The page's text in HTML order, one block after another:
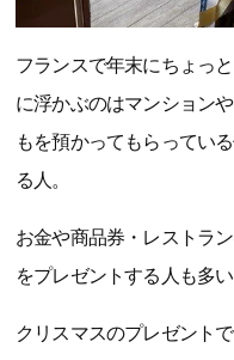
フランスで年末にちょっ
に浮かぶのはマンション
もを預かってもらってい
る人。
お金や商品券・レストラ
をプレゼントする人も多い
クリスマスのプレゼント